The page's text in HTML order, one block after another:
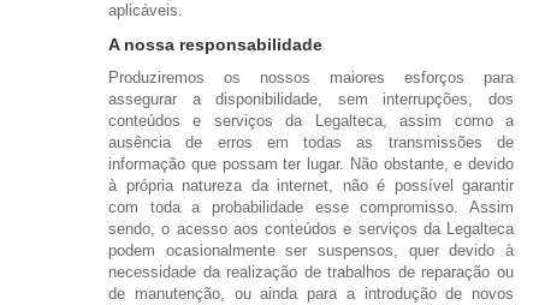
aplicáveis.
A nossa responsabilidade
Produziremos os nossos maiores esforços para
assegurar a disponibilidade, sem interrupções, dos
conteúdos e serviços da Legalteca, assim como a
ausência de erros em todas as transmissões de
informação que possam ter lugar. Não obstante, e devido
à própria natureza da internet, não é possível garantir
com toda a probabilidade esse compromisso. Assim
sendo, o acesso aos conteúdos e serviços da Legalteca
podem ocasionalmente ser suspensos, quer devido à
necessidade da realização de trabalhos de reparação ou
de manutenção, ou ainda para a introdução de novos